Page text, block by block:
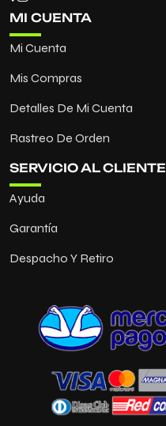
MI CUENTA
Mi Cuenta
Mis Compras
Detalles De Mi Cuenta
Rastreo De Orden
SERVICIO AL CLIENTE
Ayuda
Garantía
Despacho Y Retiro